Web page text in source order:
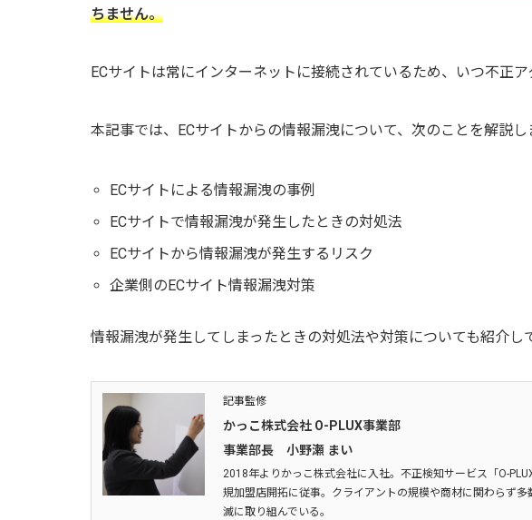
ちません。
ECサイトは常にインターネットに接続されているため、いつ不正
本記事では、ECサイトからの情報漏洩について、次のことを解説し
ECサイトによる情報漏洩の事例
ECサイトで情報漏洩が発生したときの対処法
ECサイトから情報漏洩が発生するリスク
企業側のECサイト情報漏洩対策
情報漏洩が発生してしまったときの対処法や対策についても紹介
記事監修
かっこ株式会社 O-PLUX事業部
事業部長 小野瀬 まい
2018年よりかっこ株式会社に入社。不正検知サービス「O-
規加盟店開拓に従事。クライアントの規模や商材に関わらず
滅に取り組んでいる。